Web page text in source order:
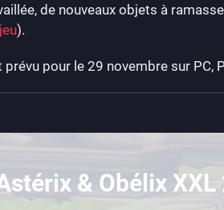
de nouveaux objets à
).
prévu pour le 29 novembre sur PC,
& Obélix XXL